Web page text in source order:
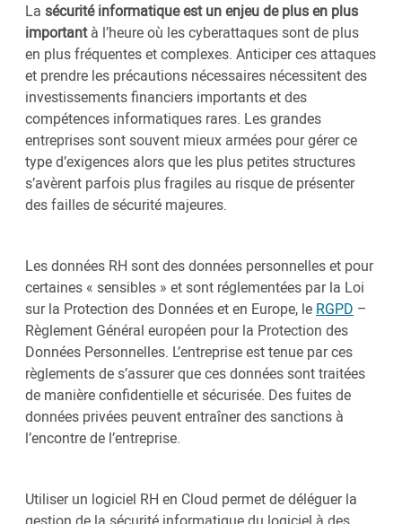
La sécurité informatique est un enjeu de plus en plus
importantà l’heure où les cyberattaques sont de plus
en plus fréquentes et complexes. Anticiper ces attaques
et prendre les précautions nécessaires nécessitent des
investissements financiers importants et des
compétences informatiques rares. Les grandes
entreprises sont souvent mieux armées pour gérer ce
type d’exigences alors que les plus petites structures
s’avèrent parfois plus fragiles au risque de présenter
des failles de sécurité majeures.
Les données RH sont des données personnelles et pour
certaines « sensibles » et sont réglementées par la Loi
sur la Protection des Données et en Europe, le RGPD –
Règlement Général européen pour la Protection des
Données Personnelles. L’entreprise est tenue par ces
règlements de s’assurer que ces données sont traitées
de manière confidentielle et sécurisée. Des fuites de
données privées peuvent entraîner des sanctions à
l’encontre de l’entreprise.
Utiliser un logiciel RH en Cloud permet de déléguer la